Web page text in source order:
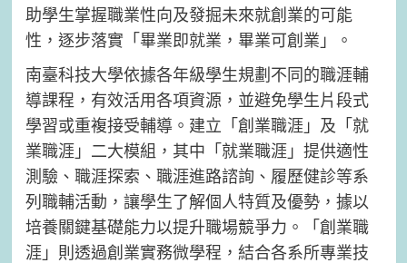
助學生掌握職業性向及發掘未來就創業的可能
性，逐步落實「畢業即就業，畢業可創業」。
南臺科技大學依據各年級學生規劃不同的職涯輔
導課程，有效活用各項資源，並避免學生片段式
學習或重複接受輔導。建立「創業職涯」及「就
業職涯」二大模組，其中「就業職涯」提供適性
測驗、職涯探索、職涯進路諮詢、履歷健診等系
列職輔活動，讓學生了解個人特質及優勢，據以
培養關鍵基礎能力以提升職場競爭力。「創業職
涯」則透過創業實務微學程，結合各系所專業技